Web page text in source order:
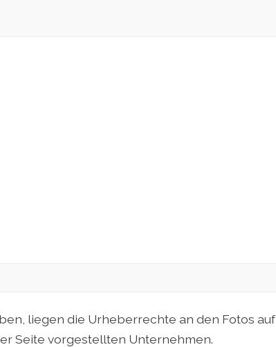
liegen die Urheberrechte an den Fotos auf
Seite vorgestellten Unternehmen.